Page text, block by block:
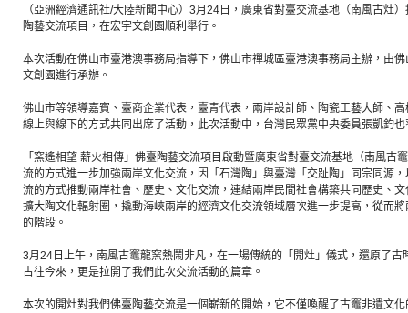
（亞洲經濟通訊社/大陸新聞中心）3月24日，廣東省對臺交流基地（南風古灶
陶藝交流項目，在宏宇文創園順利舉行。
本次活動在佛山市臺港澳事務局指導下，佛山市禪城區臺港澳事務局主辦，由
文創園進行承辦。
佛山市等領導嘉賓、臺商企業代表，臺青代表，兩岸設計師、陶瓷工藝大師、
線上與線下的方式共同出席了活動，此次活動中，台灣民眾黨中央委員張凱鈞
「窯遙相望 薪火相傳」佛臺陶藝交流項目啟動暨廣東省對臺交流基地（南風古
流的方式進一步加強兩岸文化交流，因「石灣陶」與臺灣「交趾陶」同宗同源
流的方式推動兩岸社會、歷史、文化交流，連結兩岸民間社會構築共同歷史、
擴大陶文化輻射圈，撬動海峽兩岸的經濟文化交流領域層次進一步提高，從而
的階段。
3月24日上午，南風古竈龍窯熱鬧非凡，在一場傳統的「開灶」儀式，還原了
古往今來，更是拉開了我們此次交流活動的篇章。
本次的開灶對我們佛臺陶藝交流是一個嶄新的開始，它不僅喚醒了古竈非遺文